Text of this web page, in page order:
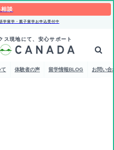
談
学留学・親子留学お申込受付中
ス現地にて、安心サポート
体験者の声 留学情報BLOG お問い合